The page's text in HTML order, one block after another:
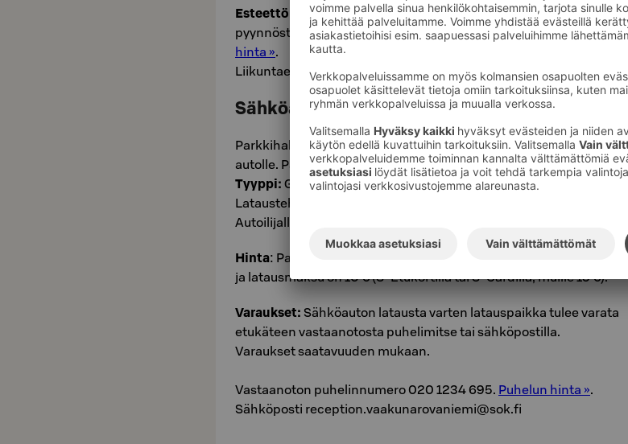
Esteettömän pysäköintipaikan varaamme teille ennakkoon
pyynnöstä, vastaanoton puhelinnumero 020 1234 695.Puhelun
hinta ».
Liikuntaesteisen pysäköintitunnuksella pysäköinti veloituksetta.
Sähköauton lataus
Parkkihallissa on hotelliasiakkaille sähköauton latauspiste neljälle
autolle. Paikat varattava ennakkoon.
Tyyppi: Garo LS3EV2; 2 x 3 x 16A/ 400V / Typ 2.
Latausteho 16A/400V/11KW per auto.
Autoilijalla tulee olla oma latauskaapeli mukana.
Hinta: Paikoituksesta veloitetaan normaali parkkimaksu 19 € /vrk,
ja latausmaksu on 10 € (S-Etukortilla tai S-Cardilla, muille 15 €).
Varaukset: Sähköauton latausta varten latauspaikka tulee varata
etukäteen vastaanotosta puhelimitse tai sähköpostilla.
Varaukset saatavuuden mukaan.
Vastaanoton puhelinnumero 020 1234 695. Puhelun hinta ».
Sähköposti reception.vaakunarovaniemi@sok.fi